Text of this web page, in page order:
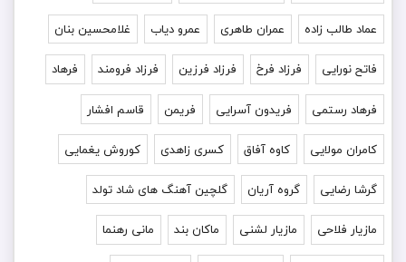
عماد طالب زاده عمران طاهری عمرو دیاب غلامحسین بنان
فاتح نورایی فرزاد فرخ فرزاد فرزین فرزاد فرومند فرهاد
فرهاد رستمی فریدون آسرایی فریمن قاسم افشار
کامران مولایی کاوه آفاق کسری زاهدی کوروش یغمایی
گرشا رضایی گروه آریان گلچین آهنگ های شاد تولد
مازیار فلاحی مازیار لشنی ماکان بند مانی رهنما